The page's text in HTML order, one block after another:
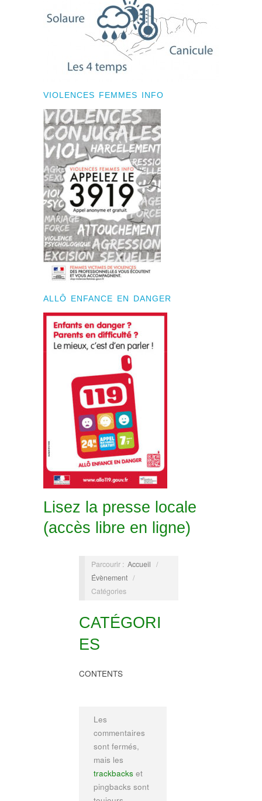
VIOLENCES FEMMES INFO
ALLÔ ENFANCE EN DANGER
Lisez la presse locale
(accès libre en ligne)
Parcourir : Accueil /
Évènement /
Catégories
CATÉGORI
ES
CONTENTS
Les
commentaires
sont fermés,
mais les
trackbacks et
pingbacks sont